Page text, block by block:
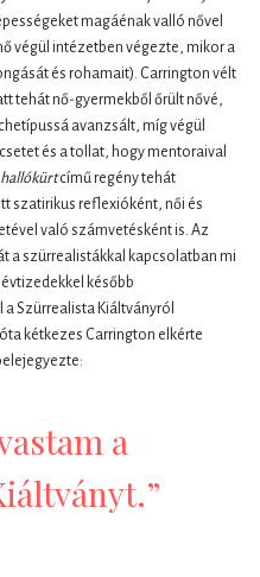
magáénak valló nővel
végül intézetben végezte, mikor a
és rohamait). Carrington vélt
tehát nő-gyermekből őrült nővé,
avanzsált, míg végül
és a tollat, hogy mentoraival
hallókürtcímű regény tehát
szatirikus reflexióként, női és
való számvetésként is. Az
a szürrealistákkal kapcsolatban mi
később
Szürrealista Kiáltványról
kétkezes Carrington elkérte
a